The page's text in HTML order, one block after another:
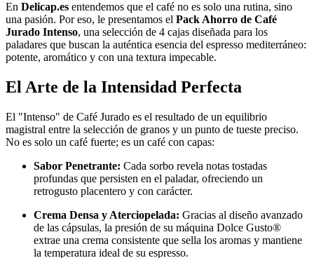
En Delicap.es entendemos que el café no es solo una rutina, sino
una pasión. Por eso, le presentamos el Pack Ahorro de Café
Jurado Intenso, una selección de 4 cajas diseñada para los
paladares que buscan la auténtica esencia del espresso mediterráneo:
potente, aromático y con una textura impecable.
El Arte de la Intensidad Perfecta
El "Intenso" de Café Jurado es el resultado de un equilibrio
magistral entre la selección de granos y un punto de tueste preciso.
No es solo un café fuerte; es un café con capas:
Sabor Penetrante: Cada sorbo revela notas tostadas
profundas que persisten en el paladar, ofreciendo un
retrogusto placentero y con carácter.
Crema Densa y Aterciopelada: Gracias al diseño avanzado
de las cápsulas, la presión de su máquina Dolce Gusto®
extrae una crema consistente que sella los aromas y mantiene
la temperatura ideal de su espresso.